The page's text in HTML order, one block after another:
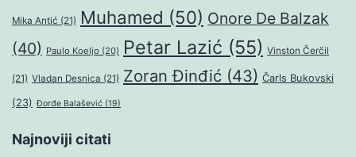
Mika Antić (21) Muhamed (50) Onore De Balzak
(40) Paulo Koeljo (20) Petar Lazić (55) Vinston Čerčil
(21) Vladan Desnica (21) Zoran Đinđić (43) Čarls Bukovski
(23) Đorđe Balašević (19)
Najnoviji citati